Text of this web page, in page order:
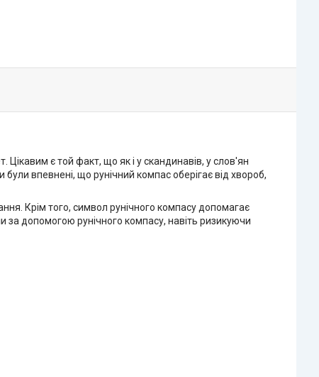
Цікавим є той факт, що як і у скандинавів, у слов'ян
впевнені, що рунічний компас оберігає від хвороб,
Крім того, символ рунічного компасу допомагає
за допомогою рунічного компасу, навіть ризикуючи